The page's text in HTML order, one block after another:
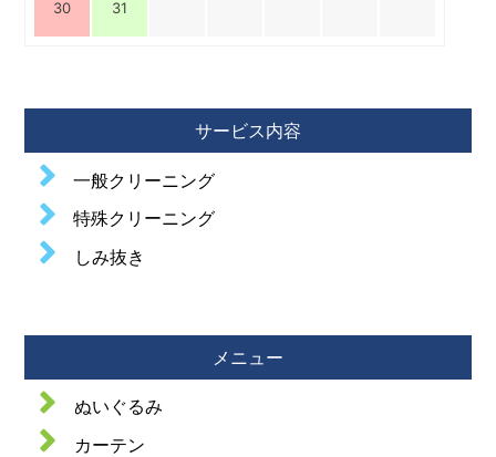
30 31
サービス内容
一般クリーニング
特殊クリーニング
しみ抜き
メニュー
ぬいぐるみ
カーテン